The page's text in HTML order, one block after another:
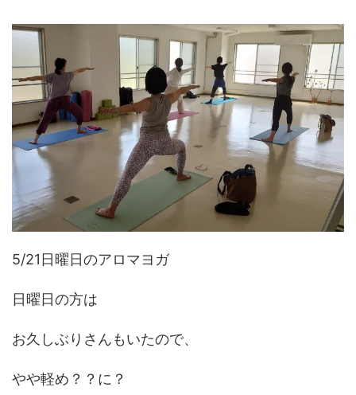
5/21日曜日のアロマヨガ
日曜日の方は
お久しぶりさんもいたので、
やや軽め？？に？